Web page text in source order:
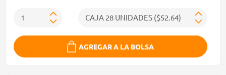
AGREGAR A LA BOLSA